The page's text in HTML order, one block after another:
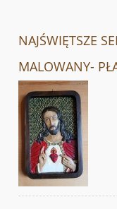
NAJŚWIĘTSZE
MALOWANY-